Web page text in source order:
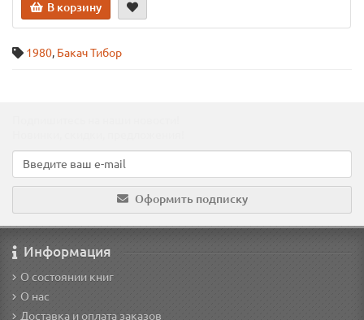
В корзину
1980, Бакач Тибор
Оформить подписку
Информация
О состоянии книг
О нас
Доставка и оплата заказов